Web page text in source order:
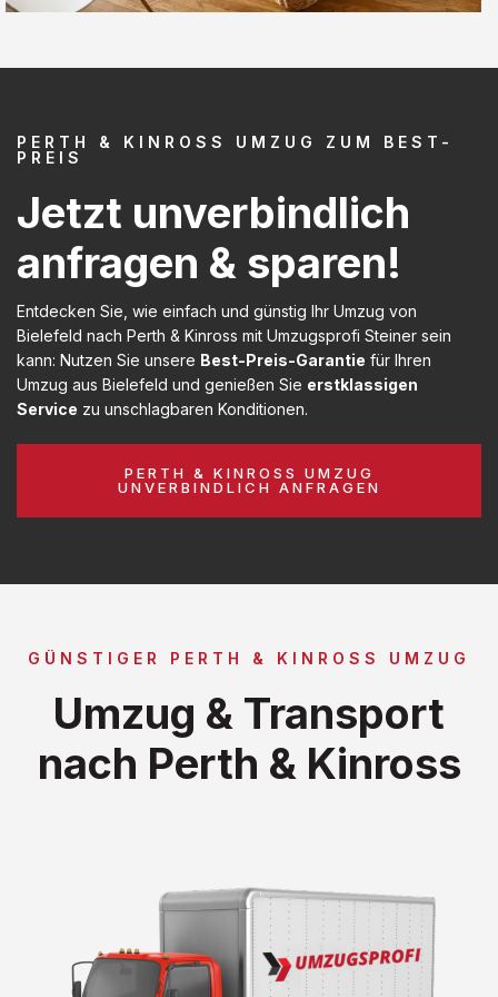
PERTH & KINROSS UMZUG ZUM BEST-
PREIS
Jetzt unverbindlich
anfragen & sparen!
Entdecken Sie, wie einfach und günstig Ihr Umzug von
Bielefeld nach Perth & Kinross mit Umzugsprofi Steiner sein
kann: Nutzen Sie unsere Best-Preis-Garantie für Ihren
Umzug aus Bielefeld und genießen Sie erstklassigen
Service zu unschlagbaren Konditionen.
PERTH & KINROSS UMZUG
UNVERBINDLICH ANFRAGEN
GÜNSTIGER PERTH & KINROSS UMZUG
Umzug & Transport
nach Perth & Kinross